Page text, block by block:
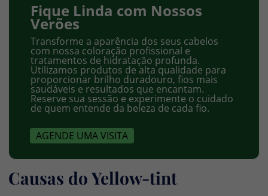
Fique Linda com Nossos
Verões
Transforme a aparência dos seus cabelos
com nossa coloração profissional e
tratamentos de hidratação profunda.
Utilizamos produtos de alta qualidade para
proporcionar brilho duradouro, fios mais
saudáveis e resultados que encantam.
Reserve sua sessão e experimente o cuidado
de quem entende da beleza de cada fio.
AGENDE UMA VISITA
Causas do Yellow-tint